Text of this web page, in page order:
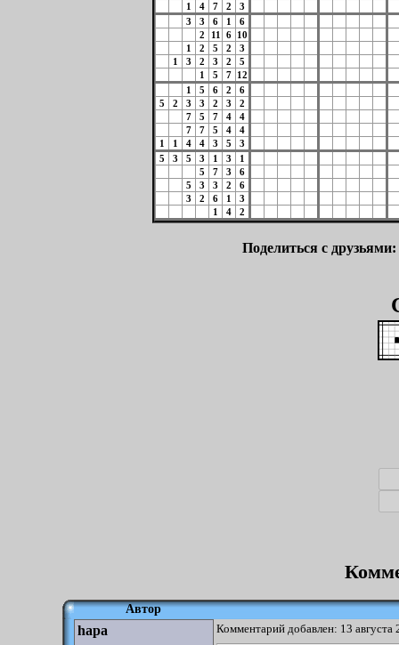
1
4 7 2
3
3
3 6 1
6
2
11 6 10
1
2 5 2
3
1
3 2 3 2
5
1
5 7 12
1
5 6 2
6
5
2 3 3 2 3
2
7
5 7 4
4
7
7 5 4
4
1
1 4 4 3 5
3
5
3 5 3 1 3
1
5
7 3
6
5
3 3 2
6
3
2 6 1
3
1
4 2
Поделиться с друзьями:
Автор
hapa Комментарий добавлен: 13 августа